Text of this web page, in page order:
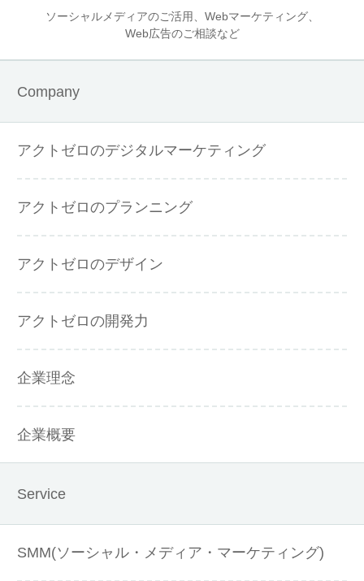
ソーシャルメディアのご活用、Webマーケティング、
Web広告のご相談など
Company
アクトゼロのデジタルマーケティング
アクトゼロのプランニング
アクトゼロのデザイン
アクトゼロの開発力
企業理念
企業概要
Service
SMM(ソーシャル・メディア・マーケティング)